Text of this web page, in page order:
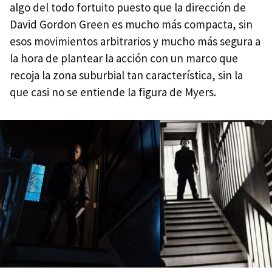
algo del todo fortuito puesto que la dirección de
David Gordon Green es mucho más compacta, sin
esos movimientos arbitrarios y mucho más segura a
la hora de plantear la acción con un marco que
recoja la zona suburbial tan característica, sin la
que casi no se entiende la figura de Myers.